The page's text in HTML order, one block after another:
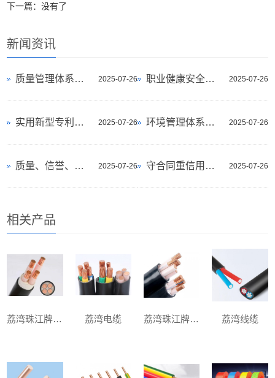
下一篇：没有了
新闻资讯
2025-07-26
质量管理体系认证证书 2025-07-26
职业健康安全管理体系认证证书
2025-07-26
实用新型专利证书 2025-07-26
环境管理体系认证证书
2025-07-26
质量、信誉、服务AAA企业 2025-07-26
守合同重信用企业
相关产品
荔湾珠江牌电缆 荔湾电缆 荔湾珠江牌电缆 荔湾线缆